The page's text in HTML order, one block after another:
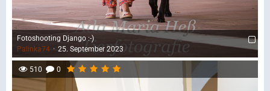
Fotoshooting Django :-)
Palinka74
25. September 2023
510 0